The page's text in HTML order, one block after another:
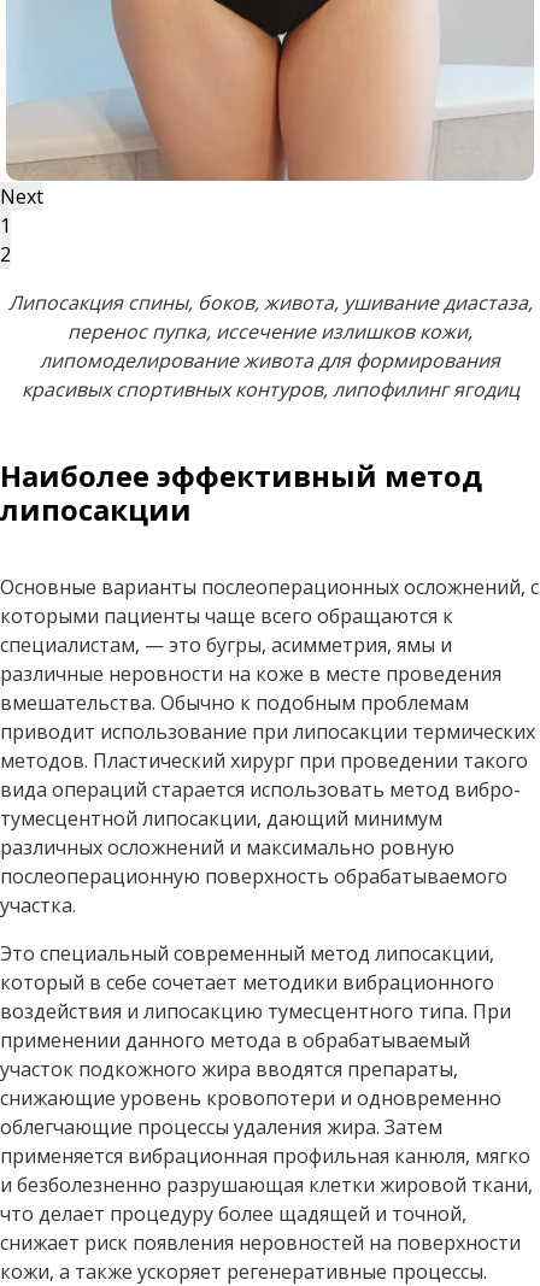
Next
1
2
Липосакция спины, боков, живота, ушивание диастаза,
перенос пупка, иссечение излишков кожи,
липомоделирование живота для формирования
красивых спортивных контуров, липофилинг ягодиц
Наиболее эффективный метод
липосакции
Основные варианты послеоперационных осложнений, с
которыми пациенты чаще всего обращаются к
специалистам, — это бугры, асимметрия, ямы и
различные неровности на коже в месте проведения
вмешательства. Обычно к подобным проблемам
приводит использование при липосакции термических
методов. Пластический хирург при проведении такого
вида операций старается использовать метод вибро-
тумесцентной липосакции, дающий минимум
различных осложнений и максимально ровную
послеоперационную поверхность обрабатываемого
участка.
Это специальный современный метод липосакции,
который в себе сочетает методики вибрационного
воздействия и липосакцию тумесцентного типа. При
применении данного метода в обрабатываемый
участок подкожного жира вводятся препараты,
снижающие уровень кровопотери и одновременно
облегчающие процессы удаления жира. Затем
применяется вибрационная профильная канюля, мягко
и безболезненно разрушающая клетки жировой ткани,
что делает процедуру более щадящей и точной,
снижает риск появления неровностей на поверхности
кожи, а также ускоряет регенеративные процессы.